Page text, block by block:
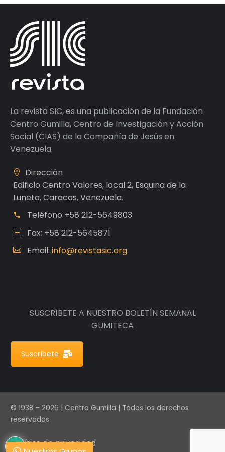
La revista SIC, es una publicación de la Fundación
Centro Gumilla, Centro de Investigación y Acción
Social (CIAS) de la Compañía de Jesús en
Venezuela.
Dirección
Edificio Centro Valores, local 2, Esquina de la
Luneta, Caracas, Venezuela.
Teléfono +58 212-5649803
Fax: +58 212-5645871
Email: info@revistasic.org
SUSCRÍBETE A NUESTRO BOLETÍN SEMANAL
GUMITECA
Suscríbete
© 1938 – 2026 | Centro Gumilla | Todos los derechos
reservados
Política de privacidad